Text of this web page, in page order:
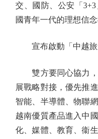
交、國防、公安「
國青年一代的理想信念
宣布啟動「中越旅
雙方要同心協力，
展戰略對接，優先推
智能、半導體、物聯
越南優質產品進入中
化、媒體、教育、衞